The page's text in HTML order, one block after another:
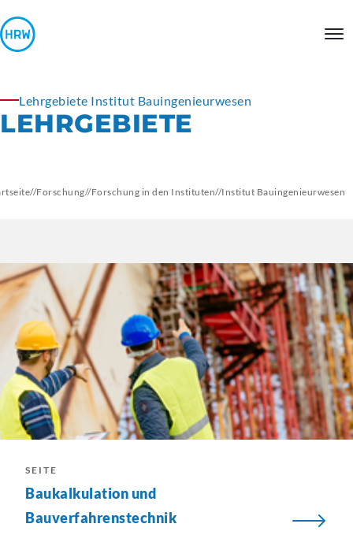
Lehrgebiete Institut Bauingenieurwesen
LEHRGEBIETE
//Forschung//Forschung in den Instituten//Institut Bauingenieurwesen
SEITE
Baukalkulation und
Bauverfahrenstechnik